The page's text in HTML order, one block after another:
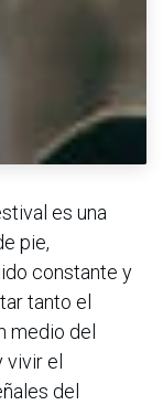
es una
pie,
constante y
tanto el
medio del
el
del